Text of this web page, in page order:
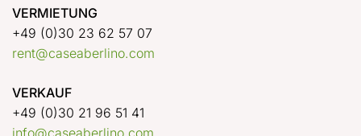
VERMIETUNG
+49 (0)30 23 62 57 07
rent@caseaberlino.com
VERKAUF
+49 (0)30 21 96 51 41
info@caseaberlino.com